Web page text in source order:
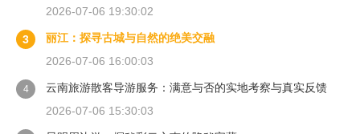
2026-07-06 19:30:02
3
丽江：探寻古城与自然的绝美交融
2026-07-06 16:00:03
4
云南旅游散客导游服务：满意与否的实地考察与真实反馈
2026-07-06 15:30:03